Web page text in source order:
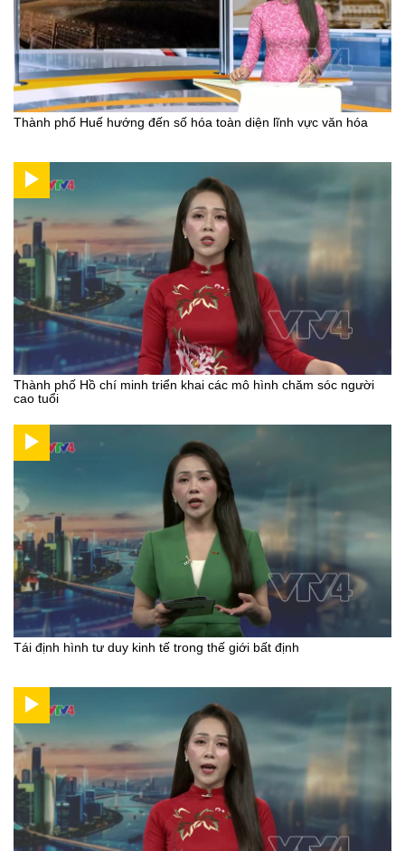
Thành phố Huế hướng đến số hóa toàn diện lĩnh vực văn hóa
Thành phố Hồ chí minh triển khai các mô hình chăm sóc người
cao tuổi
Tái định hình tư duy kinh tế trong thế giới bất định